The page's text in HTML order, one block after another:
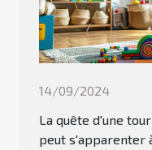
14/09/2024
La quête d'une
peut s'apparenter